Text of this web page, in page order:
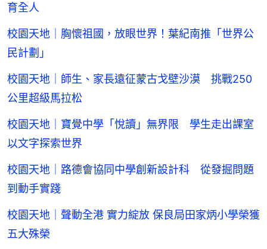
育全人
校園天地｜胸懷祖國，放眼世界！葉紀南推「世界公
民計劃」
校園天地｜師生、家長遠征蒙古戈壁沙漠 挑戰250
公里超級馬拉松
校園天地｜寶覺中學「悅讀」無界限 學生走出課室
以文字探索世界
校園天地｜路德會協同中學創新設計科 從發掘問題
到動手實踐
校園天地｜聲動全港 實力綻放 保良局田家炳小學榮獲
五大殊榮